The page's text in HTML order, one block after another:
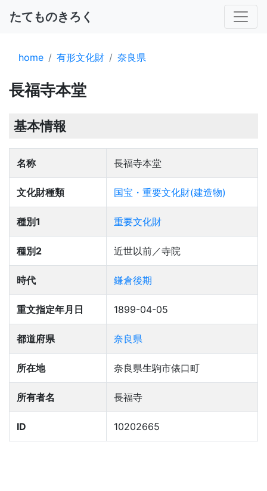
たてものきろく
home 有形文化財 奈良県
長福寺本堂
基本情報
名称 長福寺本堂
文化財種類 国宝・重要文化財(建造物)
種別1 重要文化財
種別2 近世以前／寺院
時代 鎌倉後期
重文指定年月日 1899-04-05
都道府県 奈良県
所在地 奈良県生駒市俵口町
所有者名 長福寺
ID 10202665